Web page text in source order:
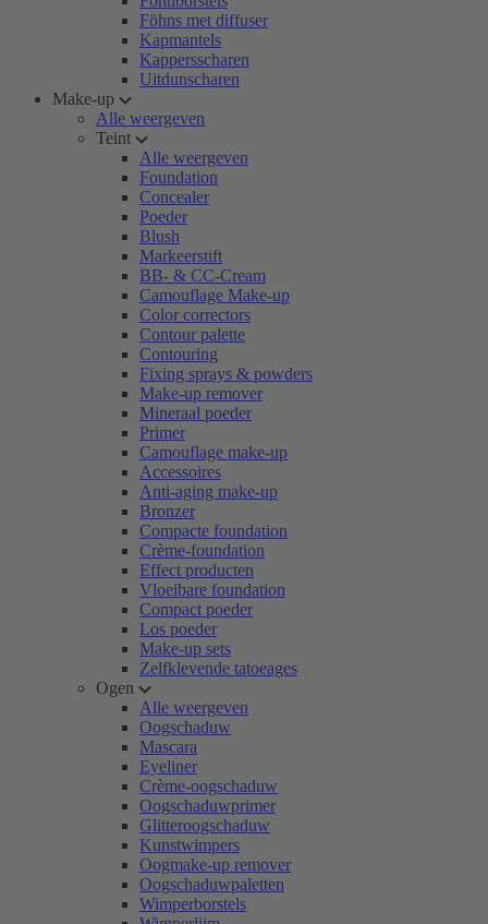
Föhns met diffuser
Kapmantels
Kappersscharen
Uitdunscharen
Make-up
Alle weergeven
Teint
Alle weergeven
Foundation
Concealer
Poeder
Blush
Markeerstift
BB- & CC-Cream
Camouflage Make-up
Color correctors
Contour palette
Contouring
Fixing sprays & powders
Make-up remover
Mineraal poeder
Primer
Camouflage make-up
Accessoires
Anti-aging make-up
Bronzer
Compacte foundation
Crème-foundation
Effect producten
Vloeibare foundation
Compact poeder
Los poeder
Make-up sets
Zelfklevende tatoeages
Ogen
Alle weergeven
Oogschaduw
Mascara
Eyeliner
Crème-oogschaduw
Oogschaduwprimer
Glitteroogschaduw
Kunstwimpers
Oogmake-up remover
Oogschaduwpaletten
Wimperborstels